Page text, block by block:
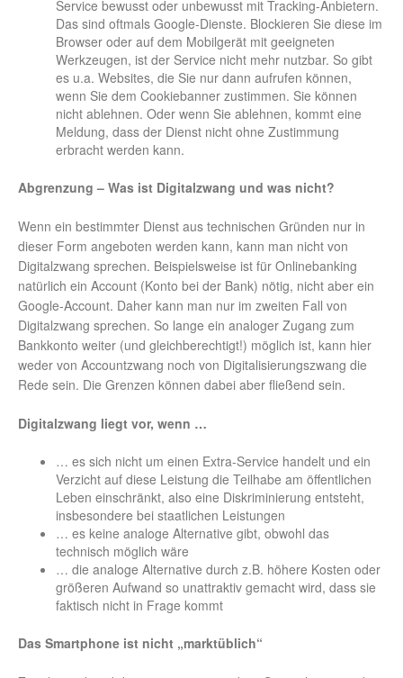
Service bewusst oder unbewusst mit Tracking-Anbietern.
Das sind oftmals Google-Dienste. Blockieren Sie diese im
Browser oder auf dem Mobilgerät mit geeigneten
Werkzeugen, ist der Service nicht mehr nutzbar. So gibt
es u.a. Websites, die Sie nur dann aufrufen können,
wenn Sie dem Cookiebanner zustimmen. Sie können
nicht ablehnen. Oder wenn Sie ablehnen, kommt eine
Meldung, dass der Dienst nicht ohne Zustimmung
erbracht werden kann.
Abgrenzung – Was ist Digitalzwang und was nicht?
Wenn ein bestimmter Dienst aus technischen Gründen nur in
dieser Form angeboten werden kann, kann man nicht von
Digitalzwang sprechen. Beispielsweise ist für Onlinebanking
natürlich ein Account (Konto bei der Bank) nötig, nicht aber ein
Google-Account. Daher kann man nur im zweiten Fall von
Digitalzwang sprechen. So lange ein analoger Zugang zum
Bankkonto weiter (und gleichberechtigt!) möglich ist, kann hier
weder von Accountzwang noch von Digitalisierungszwang die
Rede sein. Die Grenzen können dabei aber fließend sein.
Digitalzwang liegt vor, wenn …
… es sich nicht um einen Extra-Service handelt und ein
Verzicht auf diese Leistung die Teilhabe am öffentlichen
Leben einschränkt, also eine Diskriminierung entsteht,
insbesondere bei staatlichen Leistungen
… es keine analoge Alternative gibt, obwohl das
technisch möglich wäre
… die analoge Alternative durch z.B. höhere Kosten oder
größeren Aufwand so unattraktiv gemacht wird, dass sie
faktisch nicht in Frage kommt
Das Smartphone ist nicht „marktüblich“